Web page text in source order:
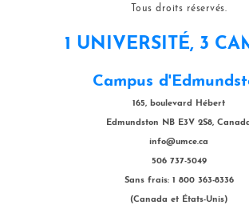
Tous droits réservés.
1 UNIVERSITÉ, 3
Campus
165, boulevard Hébert
Edmundston NB E3V 2S8,
info@umce.ca
506 737-5049
Sans frais: 1 800 363-8336
(Canada et États-Unis)